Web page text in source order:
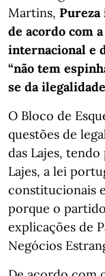
Martins, Pureza
de acordo com
internacional e
“não tem
se da
O Bloco de
questões de
das Lajes,
Lajes, a lei
constitucionais
porque o
explicações de
Negócios